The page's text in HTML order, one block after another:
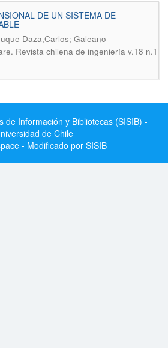
DE UN SISTEMA DE
Daza,Carlos; Galeano
Revista chilena de ingeniería v.18 n.1
de Información y Bibliotecas (SISIB) -
de Chile
- Modificado por SISIB